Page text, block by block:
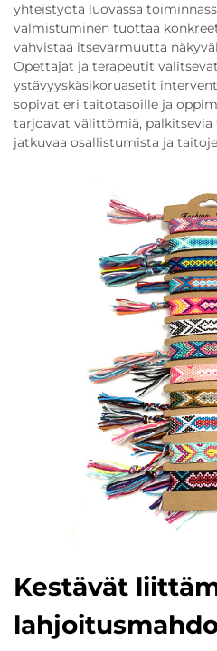
yhteistyötä luovassa
valmistuminen tuottaa
vahvistaa itsevarmuutta
Opettajat ja terapeutit
ystävyyskäsikoruasetit
sopivat eri taitotasoille ja
tarjoavat välittömiä,
jatkuvaa osallistumista ja
Kestävät